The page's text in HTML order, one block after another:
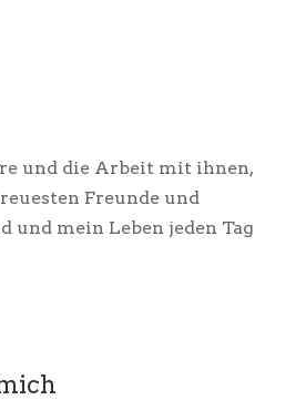
und die Arbeit mit ihnen,
Freunde und
und mein Leben jeden Tag